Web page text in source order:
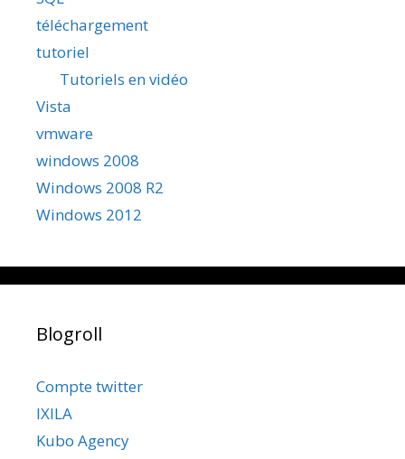
téléchargement
tutoriel
Tutoriels en vidéo
Vista
vmware
windows 2008
Windows 2008 R2
Windows 2012
Blogroll
Compte twitter
IXILA
Kubo Agency